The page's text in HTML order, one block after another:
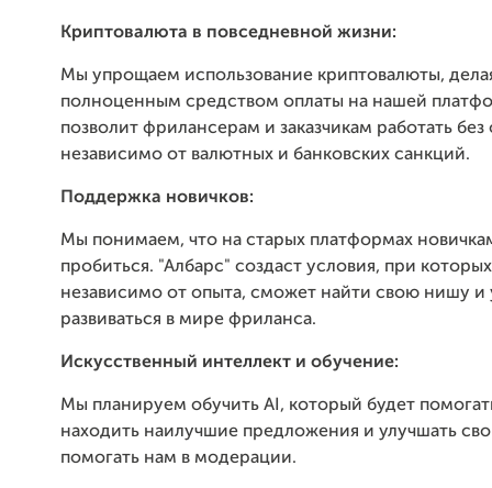
Криптовалюта в повседневной жизни:
Мы упрощаем использование криптовалюты,
полноценным средством оплаты на нашей
позволит фрилансерам и заказчикам работать
независимо от валютных и банковских санкций.
Поддержка новичков:
Мы понимаем, что на старых платформах
пробиться. "Албарс" создаст условия, при
независимо от опыта, сможет найти свою нишу и
развиваться в мире фриланса.
Искусственный интеллект и обучение:
Мы планируем обучить AI, который будет
находить наилучшие предложения и улучшать
помогать нам в модерации.